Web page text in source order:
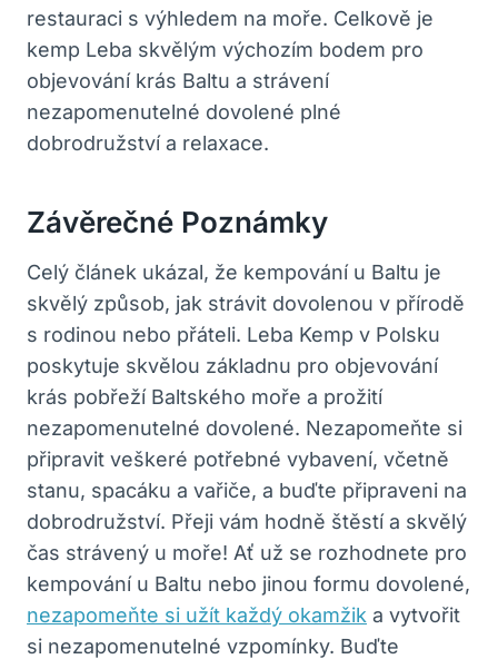
restauraci s výhledem na moře. Celkově je
kemp Leba skvělým výchozím bodem pro
objevování krás Baltu a strávení
nezapomenutelné dovolené plné
dobrodružství a relaxace.
Závěrečné Poznámky
Celý článek ukázal, že kempování u Baltu je
skvělý způsob, jak strávit dovolenou v přírodě
s rodinou nebo přáteli. Leba Kemp v Polsku
poskytuje skvělou základnu pro objevování
krás pobřeží Baltského moře a prožití
nezapomenutelné dovolené. Nezapomeňte si
připravit veškeré potřebné vybavení, včetně
stanu, spacáku a vařiče, a buďte připraveni na
dobrodružství. Přeji vám hodně štěstí a skvělý
čas strávený u moře! Ať už se rozhodnete pro
kempování u Baltu nebo jinou formu dovolené,
nezapomeňte si užít každý okamžik a vytvořit
si nezapomenutelné vzpomínky. Buďte